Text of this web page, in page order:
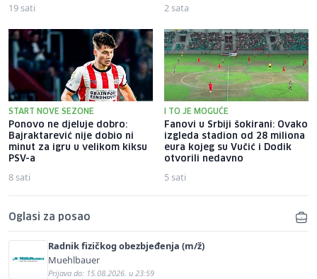
19 sati 2 sata
START NOVE SEZONE
Ponovo ne djeluje dobro:
Bajraktarević nije dobio ni
minut za igru u velikom kiksu
PSV-a
8 sati
I TO JE MOGUĆE
Fanovi u Srbiji šokirani: Ovako
izgleda stadion od 28 miliona
eura kojeg su Vučić i Dodik
otvorili nedavno
5 sati
Oglasi za posao
Radnik fizičkog obezbjeđenja (m/ž)
Muehlbauer
Prijava do: 15.08.2026. u 23:59